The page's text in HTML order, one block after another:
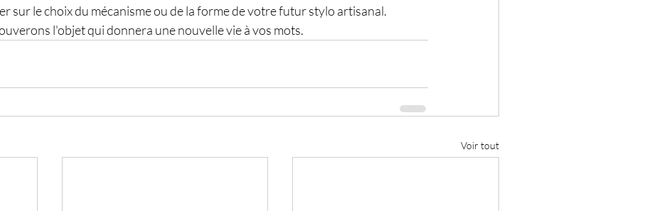
sur le choix du mécanisme ou de la forme de votre futur stylo artisanal.
l'objet qui donnera une nouvelle vie à vos mots.
Voir tout